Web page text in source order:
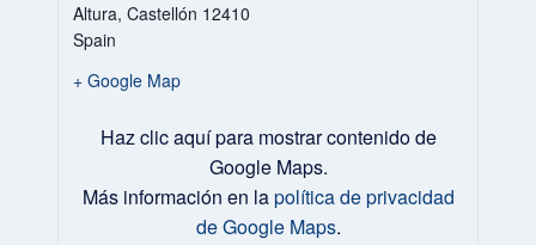
Altura, Castellón 12410
Spain
+ Google Map
«Iframe
Maps
Haz clic aquí para mostrar contenido de
Google Maps.
Más información en lapolítica de privacidad
de Google Maps.